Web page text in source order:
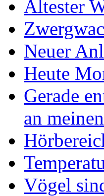
Ältester
Neuer
Heute
Gerade
an
Vögel